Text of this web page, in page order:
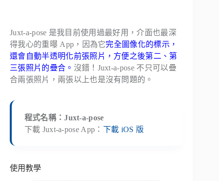
Juxt-a-pose 是我目前使用過最好用，介面也最深
得我心的重曝 App，因為它完全圖像化的標示，
還會自動半透明化前張照片，方便之後第二、第
三張照片的疊合。 沒錯！Juxt-a-pose 不只可以疊
合兩張照片，兩張以上也是沒有問題的。
程式名稱：Juxt-a-pose
下載 Juxt-a-pose App： 下載 iOS 版
使用教學